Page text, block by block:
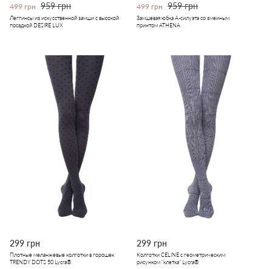
499 грн 959 грн
Леггинсы из искусственной замши с высокой
посадкой DESIRE LUX
499 грн 959 грн
Замшевая юбка А-силуэта со змеиным
принтом ATHENA
299 грн
Плотные меланжевые колготки в горошек
TRENDY DOTS 50 Lycra®
299 грн
Колготки CELINE с геометрическим
рисунком "клетка" Lycra®